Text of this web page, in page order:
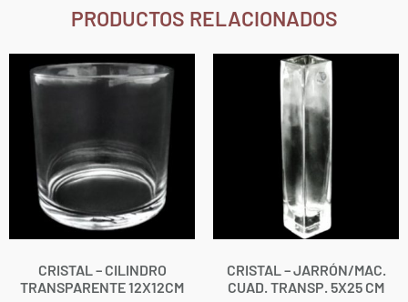
PRODUCTOS RELACIONADOS
CRISTAL – CILINDRO
TRANSPARENTE 12X12CM
CRISTAL – JARRÓN/MAC.
CUAD. TRANSP. 5X25 CM